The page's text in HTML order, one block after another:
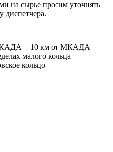
на сырье просим уточнять
диспетчера.
+ 10 км от МКАДА
малого кольца
кольцо